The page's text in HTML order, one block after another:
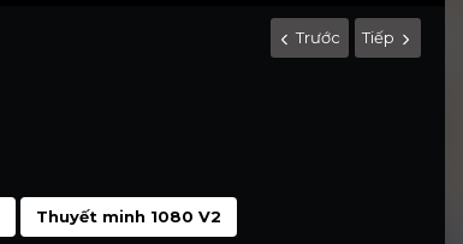
Trước Tiếp
Thuyết minh 1080 V2